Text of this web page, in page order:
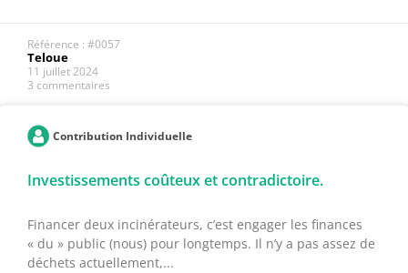
Référence : #0057
Teloue
11 juillet 2024
3 commentaires
Contribution Individuelle
Investissements coûteux et contradictoire.
Financer deux incinérateurs, c’est engager les finances
« du » public (nous) pour longtemps. Il n’y a pas assez de
déchets actuellement,...